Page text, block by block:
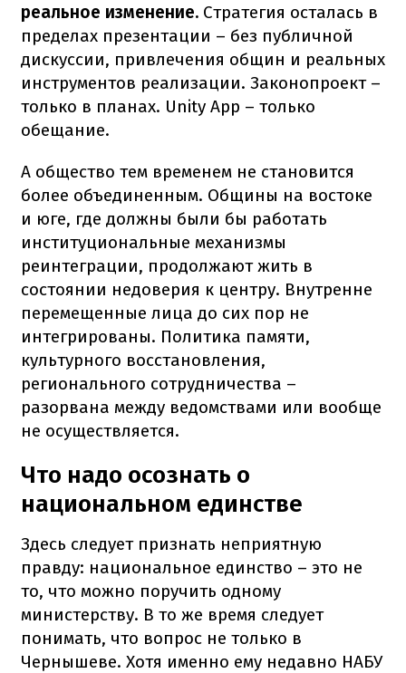
реальное изменение. Стратегия осталась в
пределах презентации – без публичной
дискуссии, привлечения общин и реальных
инструментов реализации. Законопроект –
только в планах. Unity App – только
обещание.
А общество тем временем не становится
более объединенным. Общины на востоке
и юге, где должны были бы работать
институциональные механизмы
реинтеграции, продолжают жить в
состоянии недоверия к центру. Внутренне
перемещенные лица до сих пор не
интегрированы. Политика памяти,
культурного восстановления,
регионального сотрудничества –
разорвана между ведомствами или вообще
не осуществляется.
Что надо осознать о
национальном единстве
Здесь следует признать неприятную
правду: национальное единство – это не
то, что можно поручить одному
министерству. В то же время следует
понимать, что вопрос не только в
Чернышеве. Хотя именно ему недавно НАБУ